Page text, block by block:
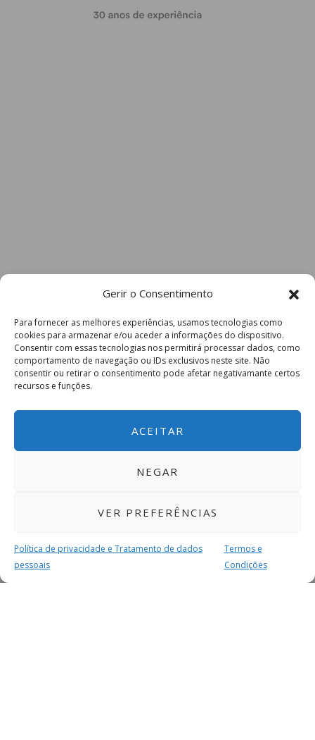
Gerir o Consentimento
Para fornecer as melhores experiências, usamos tecnologias como
cookies para armazenar e/ou aceder a informações do dispositivo.
Consentir com essas tecnologias nos permitirá processar dados, como
comportamento de navegação ou IDs exclusivos neste site. Não
consentir ou retirar o consentimento pode afetar negativamante certos
recursos e funções.
ACEITAR
NEGAR
VER PREFERÊNCIAS
Política de privacidade e Tratamento de dados
pessoais
Termos e
Condições